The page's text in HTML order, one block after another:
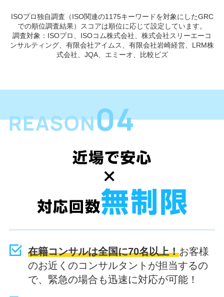
ISOプロ独自調査（ISO関連の1175キーワードを対象にしたGRC
での順位調査結果）スコアは順位に応じて設定しています。
調査対象：ISOプロ、ISOコム株式会社、株式会社スリーエーコ
ンサルティング、有限会社アイムス、有限会社岩崎経営、LRM株
式会社、JQA、エミーオ、比較ビズ
在籍コンサルは全国に70名以上！お客様
のお近くのコンサルタントが担当するの
で、緊急の場合も迅速に対応が可能！